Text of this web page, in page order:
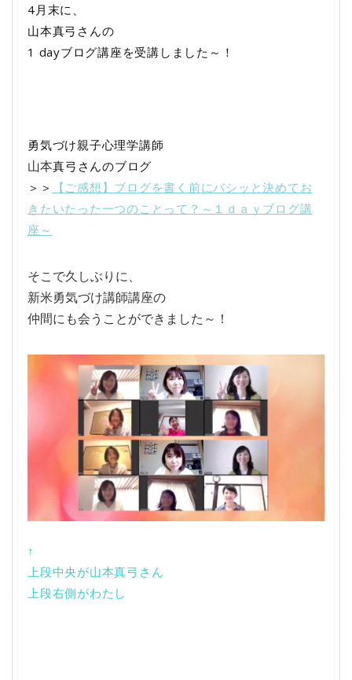
4 月末に、
山本真弓さんの
1 dayブログ講座を受講しました～！
勇気づけ親子心理学講師
山本真弓さんのブログ
＞＞
【ご感想】ブログを書く前にバシッと決めてお
きたいたった一つのことって？～１ｄａｙブログ講
座～
そこで久しぶりに、
新米勇気づけ講師講座の
仲間にも会うことができました～！
↑
上段中央が山本真弓さん
上段右側がわたし